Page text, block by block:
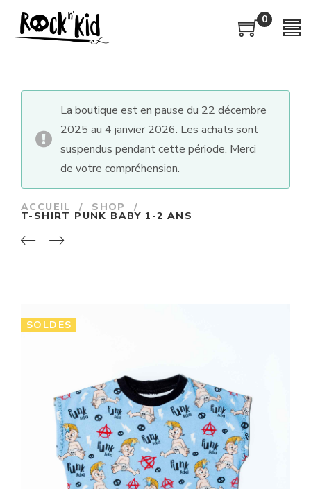
0
La boutique est en pause du 22 décembre
2025 au 4 janvier 2026. Les achats sont
suspendus pendant cette période. Merci
de votre compréhension.
ACCUEIL / SHOP /
T-SHIRT PUNK BABY 1-2 ANS
SOLDES